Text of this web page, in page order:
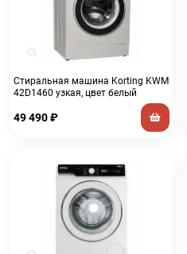
Стиральная машина Korting KWM
42D1460 узкая, цвет белый
49 490₽